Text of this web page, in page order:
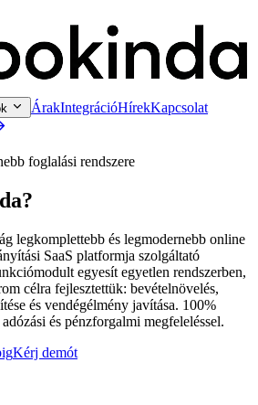
ÁrakIntegrációHírekKapcsolat
foglalási rendszere
legkomplettebb és legmodernebb online
SaaS platformja szolgáltató
egyesít egyetlen rendszerben,
célra fejlesztettük: bevételnövelés,
és vendégélmény javítása. 100%
és pénzforgalmi megfeleléssel.
Kérj demót